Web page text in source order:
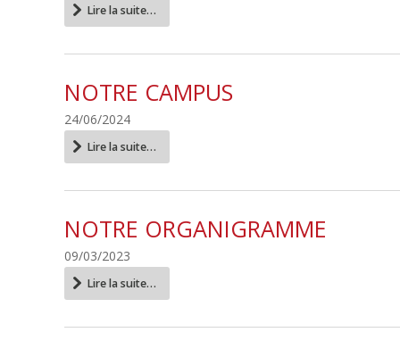
Notre
Campus
Lire la suite…
NOTRE CAMPUS
24/06/2024
Notre
Campus
Lire la suite…
NOTRE ORGANIGRAMME
09/03/2023
Notre
organigramme
Lire la suite…